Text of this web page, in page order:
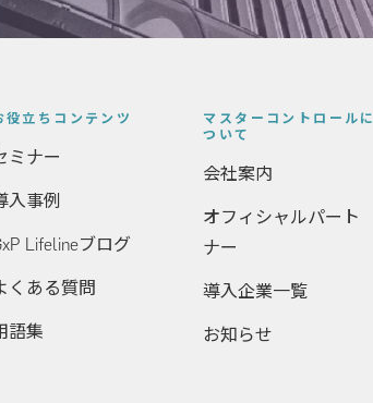
役立ちコンテンツ
ミナー
入事例
Lifelineブログ
くある質問
語集
マスターコントロールに
ついて
会社案内
オフィシャルパート
ナー
導入企業一覧
お知らせ